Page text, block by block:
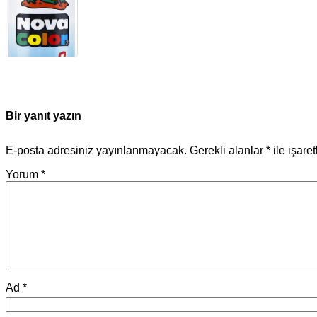
Bir yanıt yazın
E-posta adresiniz yayınlanmayacak. Gerekli alanlar * ile
Yorum *
Ad *